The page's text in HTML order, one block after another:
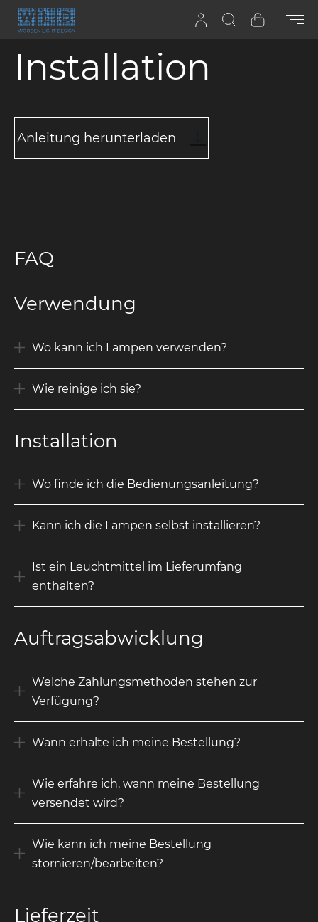
Zum Inhalt springen
Suchen
Installation
Anleitung herunterladen
FAQ
Verwendung
Wo kann ich Lampen verwenden?
Wie reinige ich sie?
Installation
Wo finde ich die Bedienungsanleitung?
Kann ich die Lampen selbst installieren?
Ist ein Leuchtmittel im Lieferumfang
enthalten?
Auftragsabwicklung
Welche Zahlungsmethoden stehen zur
Verfügung?
Wann erhalte ich meine Bestellung?
Wie erfahre ich, wann meine Bestellung
versendet wird?
Wie kann ich meine Bestellung
stornieren/bearbeiten?
Lieferzeit